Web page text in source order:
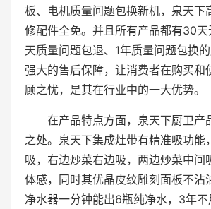
板、电机质量问题包换新机，泉天下
修配件全免。并且所有产品都有30
天质量问题包退、1年质量问题包换
强大的售后保障，让消费者在购买和
顾之忧，是其在行业中的一大优势。
在产品特点方面，泉天下厨卫产
之处。泉天下集成灶带有精准吸功能
吸，右边炒菜右边吸，两边炒菜中间
体感，同时其优晶皮纹雕刻面板不沾
净水器一分钟能出6瓶纯净水，3年